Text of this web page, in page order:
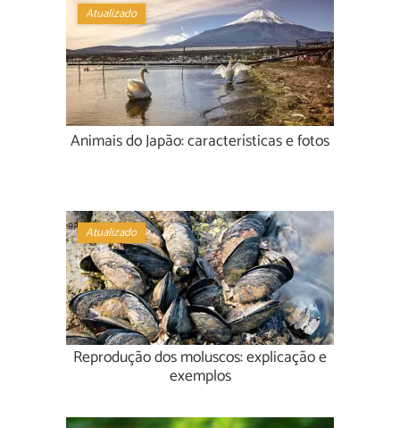
Atualizado
Animais do Japão: características e fotos
Atualizado
Reprodução dos moluscos: explicação e
exemplos